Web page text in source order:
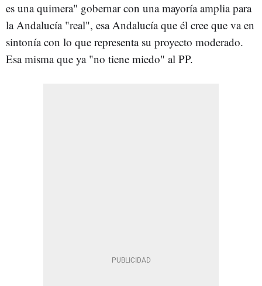
es una quimera" gobernar con una mayoría amplia para
la Andalucía "real", esa Andalucía que él cree que va en
sintonía con lo que representa su proyecto moderado.
Esa misma que ya "no tiene miedo" al PP.